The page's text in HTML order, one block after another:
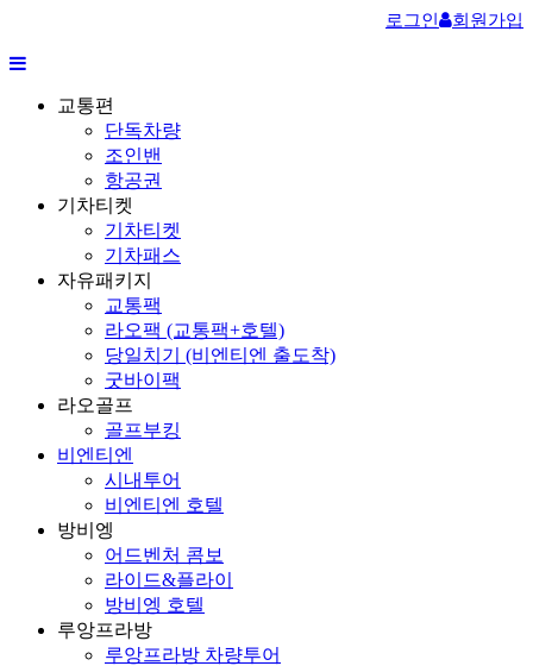
로그인 회원가입
교통편
단독차량
조인밴
항공권
기차티켓
기차티켓
기차패스
자유패키지
교통팩
라오팩 (교통팩+호텔)
당일치기 (비엔티엔 출도착)
굿바이팩
라오골프
골프부킹
비엔티엔
시내투어
비엔티엔 호텔
방비엥
어드벤처 콤보
라이드&플라이
방비엥 호텔
루앙프라방
루앙프라방 차량투어